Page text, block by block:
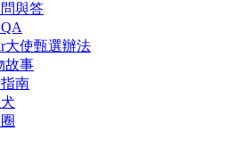
與答
大使甄選辦法
故事
南